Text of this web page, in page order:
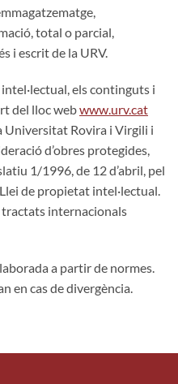
total o parcial,
i escrit de la URV.
els continguts i
del lloc webwww.urv.cat
Universitat Rovira i Virgili i
d’obres protegides,
1/1996, de 12 d’abril, pel
de propietat intel·lectual.
tractats internacionals
a partir de normes.
en cas de divergència.